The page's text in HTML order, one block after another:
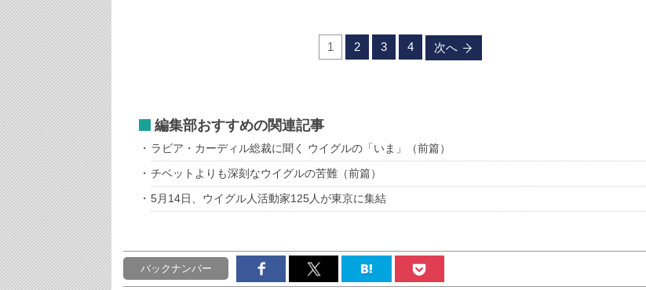
1 2 3 4 次へ
編集部おすすめの関連記事
ラビア・カーディル総裁に聞く ウイグルの「いま」（前篇）
チベットよりも深刻なウイグルの苦難（前篇）
5月14日、ウイグル人活動家125人が東京に集結
バックナンバー